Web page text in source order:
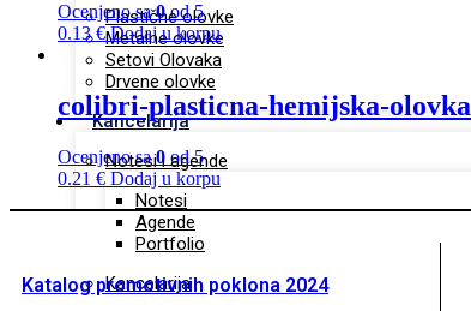
Plastične olovke
Metalne olovke
Setovi Olovaka
Drvene olovke
Kancelarija
Notesi i agende
Notesi
Agende
Portfolio
Kancelarija
Ocenjeno sa0od 5
0.13€ Dodaj u korpu
colibri-plasticna-hemijska-olovka
Ocenjeno sa0 od 5
0.21 € Dodaj u korpu
Katalog promotivnih poklona 2024